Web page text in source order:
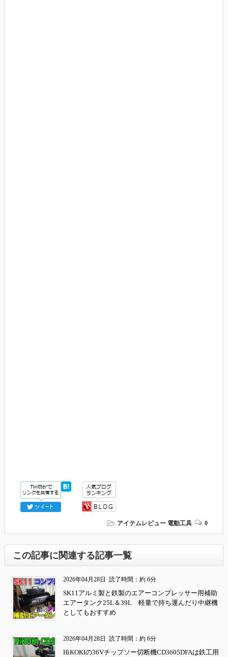
アイテムレビュー 電動工具 0
この記事に関連する記事一覧
2026年04月28日 読了時間：約 6分
SK11アルミ製と鉄製のエアーコンプレッサー用補助
エアータンク25L＆39L 軽量で持ち運んだり中継機
としてもおすすめ
2026年04月28日 読了時間：約 6分
HiKOKIの36Vチップソー切断機CD3605DFAは鉄工用